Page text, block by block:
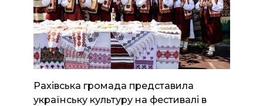
Рахівська громада представила
українську культуру на фестивалі в